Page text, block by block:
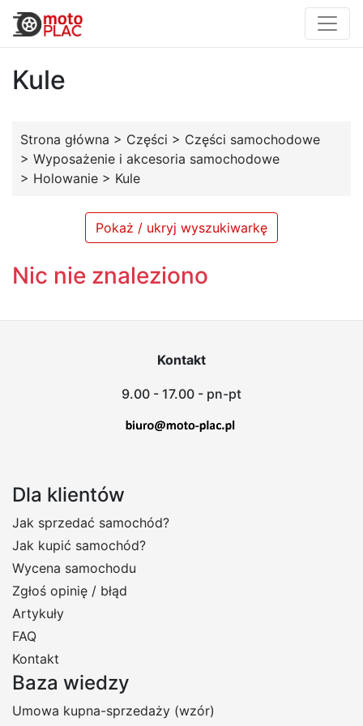
Kule
Strona główna > Części > Części samochodowe
> Wyposażenie i akcesoria samochodowe
> Holowanie > Kule
Pokaż / ukryj wyszukiwarkę
Nic nie znaleziono
Kontakt
9.00 - 17.00 - pn-pt
Dla klientów
Jak sprzedać samochód?
Jak kupić samochód?
Wycena samochodu
Zgłoś opinię / błąd
Artykuły
FAQ
Kontakt
Baza wiedzy
Umowa kupna-sprzedaży (wzór)